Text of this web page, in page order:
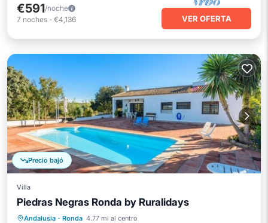
€591/noche
7 noches - €4,136 VER OFERTA
Precio bajó
Villa
Piedras Negras Ronda by Ruralidays
Andalusia · Ronda 4.77 mi al centro
Piscina privada
Aparcamiento